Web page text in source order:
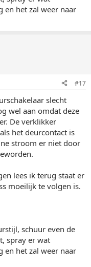
en het zal weer naar
#17
slecht
wel aan omdat deze
De verklikker
het deurcontact is
stroom er niet door
lees ik terug staat er
moeilijk te volgen is.
schuur even de
spray er wat
en het zal weer naar